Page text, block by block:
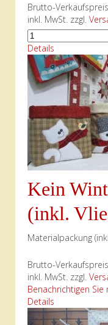
Brutto-
inkl. MwSt. zzgl.
Details
Kein
(inkl.
Materialpackung
Brutto-
inkl. MwSt. zzgl.
Benachrichtigen Sie
Details